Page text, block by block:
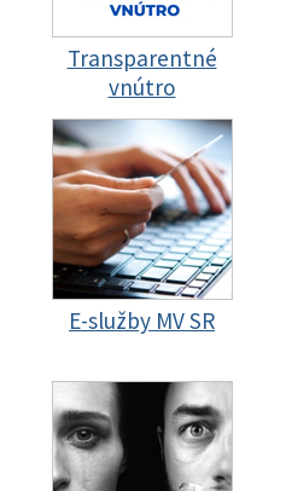
Transparentné
vnútro
E-služby MV SR